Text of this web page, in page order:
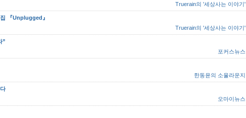
Truerain의 '세상사는 이야기'
『Unplugged』
Truerain의 '세상사는 이야기'
”
포커스뉴스
한동윤의 소울라운지
오마이뉴스